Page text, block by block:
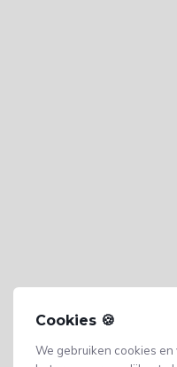
Cookies 🍪
We gebruiken cookies